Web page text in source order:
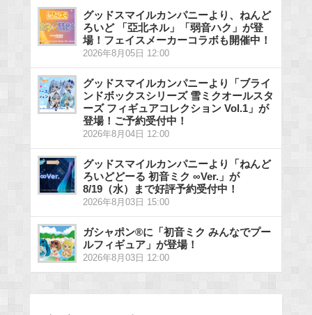
グッドスマイルカンパニーより、ねんど
ろいど 「亞北ネル」「弱音ハク」が登
場！フェイスメーカーコラボも開催中！
2026年8月05日 12:00
グッドスマイルカンパニーより「ブライ
ンドボックスシリーズ 雪ミクオールスタ
ーズ フィギュアコレクション Vol.1」が
登場！ご予約受付中！
2026年8月04日 12:00
グッドスマイルカンパニーより「ねんど
ろいどどーる 初音ミク ∞Ver.」が
8/19（水）まで好評予約受付中！
2026年8月03日 15:00
ガシャポン®に「初音ミク みんなでプー
ルフィギュア」が登場！
2026年8月03日 12:00